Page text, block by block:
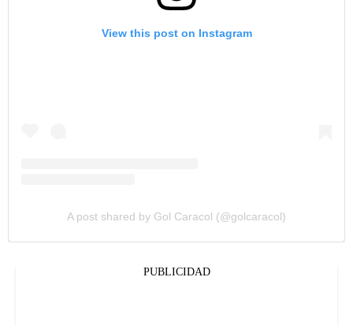
View this post on Instagram
A post shared by Gol Caracol (@golcaracol)
PUBLICIDAD